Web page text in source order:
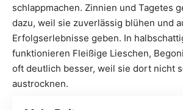
schlappmachen. Zinnien und Tagetes
dazu, weil sie zuverlässig blühen und
Erfolgserlebnisse geben. In
funktionieren Fleißige Lieschen,
oft deutlich besser, weil sie dort nicht
austrocknen.